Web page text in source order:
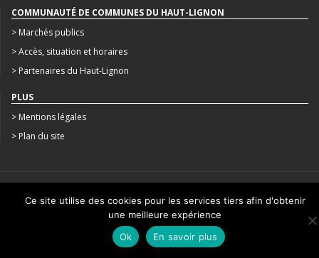
COMMUNAUTÉ DE COMMUNES DU HAUT-LIGNON
> Marchés publics
> Accès, situation et horaires
> Partenaires du Haut-Lignon
PLUS
> Mentions légales
> Plan du site
CRÉATION : AGENCE STUDIO N°3
Ce site utilise des cookies pour les services tiers afin d'obtenir
une meilleure expérience
Ok
En savoir plus